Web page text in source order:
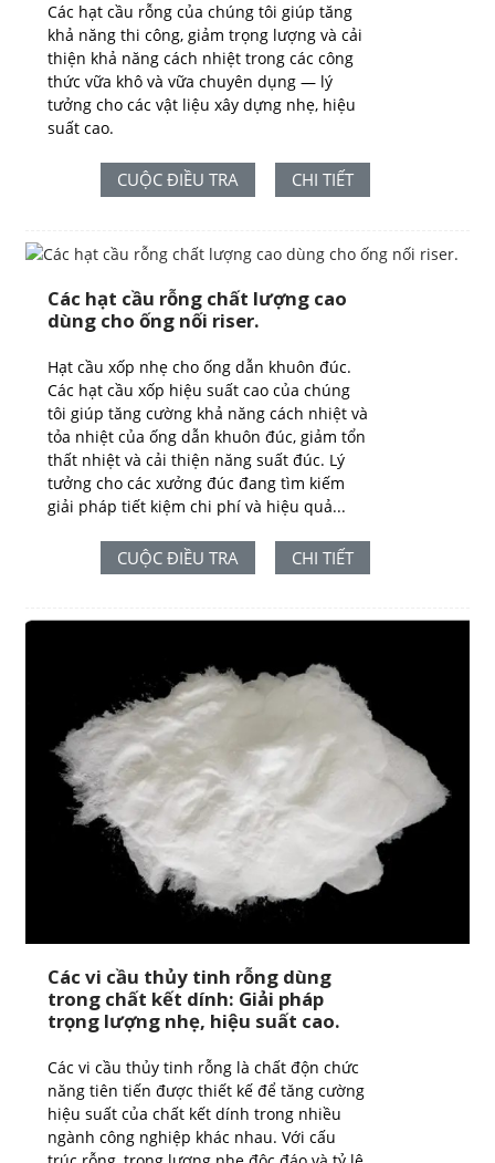
Các hạt cầu rỗng của chúng tôi giúp tăng
khả năng thi công, giảm trọng lượng và cải
thiện khả năng cách nhiệt trong các công
thức vữa khô và vữa chuyên dụng — lý
tưởng cho các vật liệu xây dựng nhẹ, hiệu
suất cao.
CUỘC ĐIỀU TRA CHI TIẾT
Các hạt cầu rỗng chất lượng cao
dùng cho ống nối riser.
Hạt cầu xốp nhẹ cho ống dẫn khuôn đúc.
Các hạt cầu xốp hiệu suất cao của chúng
tôi giúp tăng cường khả năng cách nhiệt và
tỏa nhiệt của ống dẫn khuôn đúc, giảm tổn
thất nhiệt và cải thiện năng suất đúc. Lý
tưởng cho các xưởng đúc đang tìm kiếm
giải pháp tiết kiệm chi phí và hiệu quả...
CUỘC ĐIỀU TRA CHI TIẾT
Các vi cầu thủy tinh rỗng dùng
trong chất kết dính: Giải pháp
trọng lượng nhẹ, hiệu suất cao.
Các vi cầu thủy tinh rỗng là chất độn chức
năng tiên tiến được thiết kế để tăng cường
hiệu suất của chất kết dính trong nhiều
ngành công nghiệp khác nhau. Với cấu